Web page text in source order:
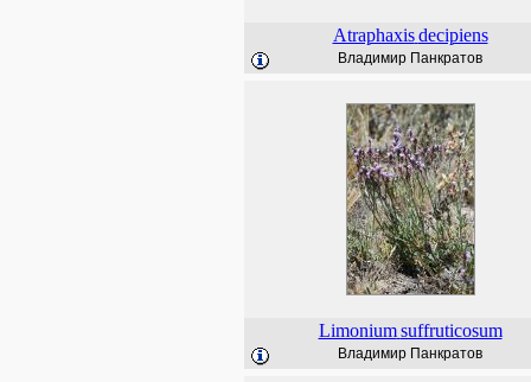
Atraphaxis decipiens
Владимир Панкратов
Limonium suffruticosum
Владимир Панкратов